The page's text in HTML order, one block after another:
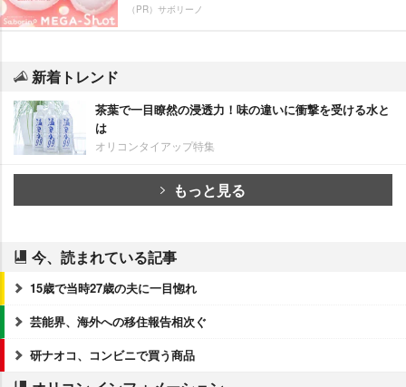
（PR）サボリーノ
新着トレンド
茶葉で一目瞭然の浸透力！味の違いに衝撃を受ける水と
は
オリコンタイアップ特集
もっと見る
今、読まれている記事
15歳で当時27歳の夫に一目惚れ
芸能界、海外への移住報告相次ぐ
研ナオコ、コンビニで買う商品